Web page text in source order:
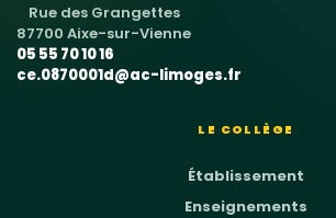
Rue des Grangettes
87700 Aixe-sur-Vienne
05 55 70 10 16
ce.0870001d@ac-limoges.fr
LE COLLÈGE
Établissement
Enseignements